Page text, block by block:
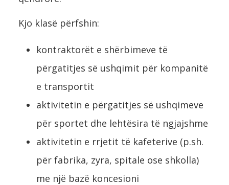
Kjo klasë përfshin:
kontraktorët e shërbimeve të
përgatitjes së ushqimit për kompanitë
e transportit
aktivitetin e përgatitjes së ushqimeve
për sportet dhe lehtësira të ngjajshme
aktivitetin e rrjetit të kafeterive (p.sh.
për fabrika, zyra, spitale ose shkolla)
me një bazë koncesioni